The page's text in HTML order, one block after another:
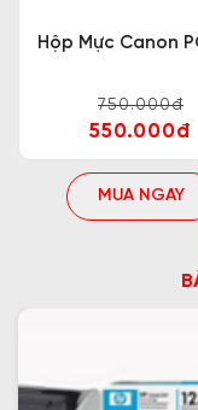
Hộp Mực Canon
750.000đ
550.000đ
MUA NGAY